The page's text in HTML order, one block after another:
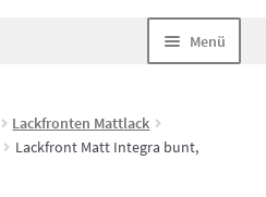
Menü
Lackfronten Mattlack
Lackfront Matt Integra bunt,